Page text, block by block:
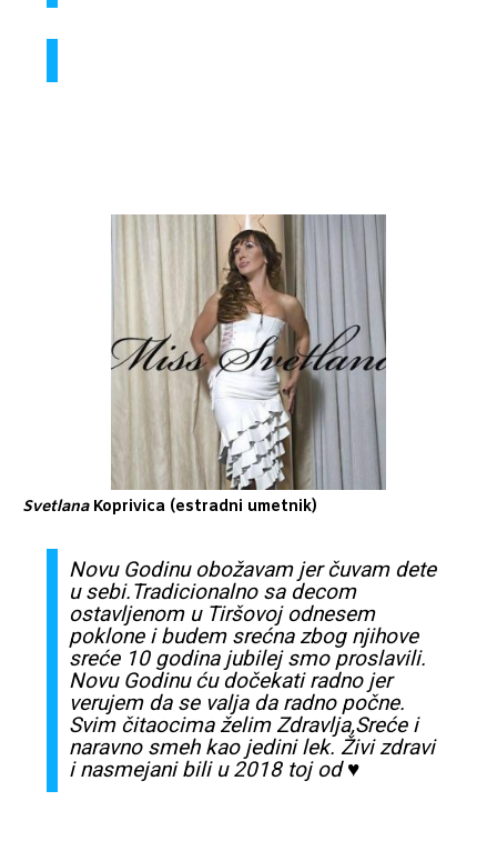
SvetlanaKoprivica (estradni umetnik)
Novu Godinuobožavamjerčuvamdete
usebi.Tradicionalno sa decom
ostavljenomu Tiršovoj odnesem
poklone i budem srećna zbognjihove
sreće10 godina jubilejsmo proslavili.
Novu Godinuću dočekatiradno jer
verujem da sevalja da radno počne.
Svim čitaocima želim Zdravlja,Srećei
naravno smehkao jedini lek. Živi zdravi
inasmejanibili u 2018 toj od ♥